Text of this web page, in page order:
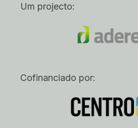
Um projecto:
Cofinanciado por: